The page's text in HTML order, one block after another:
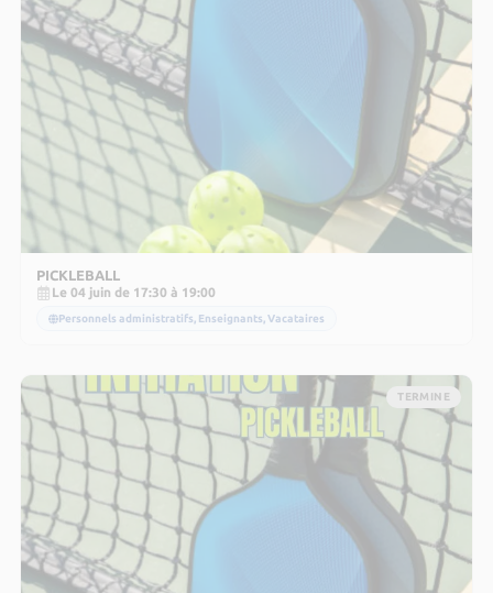
PICKLEBALL
Le 04 juin de 17:30 à 19:00
Personnels administratifs, Enseignants, Vacataires
TERMINE